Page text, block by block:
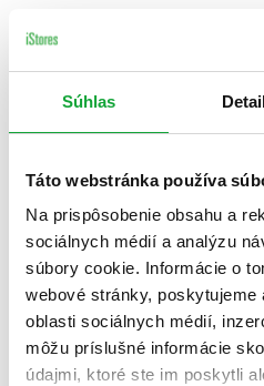
Súhlas
Táto webstránka používa
Na prispôsobenie obsahu a
sociálnych médií a analýzu
súbory cookie. Informácie o
webové stránky, poskytujeme
oblasti sociálnych médií,
môžu príslušné informácie
údajmi, ktoré ste im poskytli